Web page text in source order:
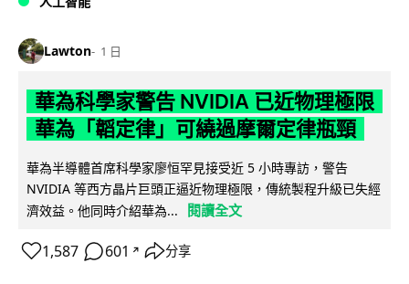
Lawton 1 日
華為科學家警告 NVIDIA 已近物理極限
華為「韜定律」可繞過摩爾定律瓶頸
華為半導體首席科學家廖恒罕見接受近 5 小時專訪，警告
NVIDIA 等西方晶片巨頭正逼近物理極限，傳統製程升級已失經
濟效益。他同時介紹華為...
閱讀全文
1,587 601 ↗ 分享